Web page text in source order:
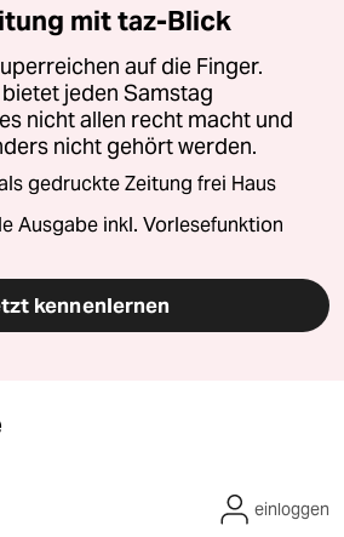
mit taz-Blick
auf die Finger.
jeden Samstag
nicht allen recht macht und
nicht gehört werden.
gedruckte Zeitung frei Haus
Ausgabe inkl. Vorlesefunktion
kennenlernen
einloggen